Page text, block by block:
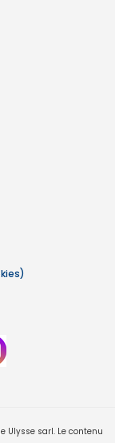
Ulysse sarl. Le contenu